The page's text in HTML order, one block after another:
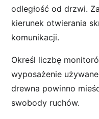
odległość od drzwi.
kierunek otwierania
komunikacji.
Określ liczbę
wyposażenie
drewna powinno
swobody ruchów.